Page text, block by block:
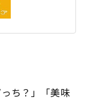
ち？」「美味